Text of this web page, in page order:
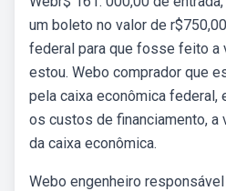
um boleto no valor de
federal para que fosse feito a
estou. Webo comprador que
pela caixa econômica federal,
os custos de financiamento, a
da caixa econômica.
Webo engenheiro